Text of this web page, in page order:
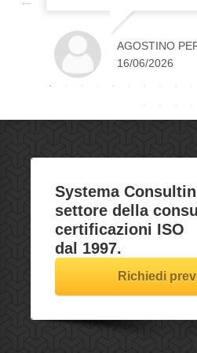
certificazione ESCO
professionalità,
team di consulenti si
l'altissima competenza
di semplificare processi
complessi. Un partner
affidabile per la
della propria azienda.
AGOSTINO
16/06/2026
Systema
settore della
certificazioni ISO
dal 1997.
Richiedi